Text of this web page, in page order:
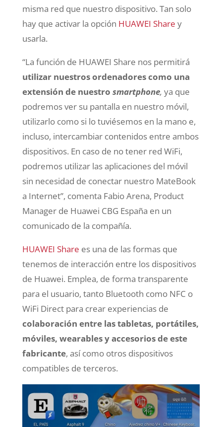
misma red que nuestro dispositivo. Tan solo
hay que activar la opción HUAWEI Share y
usarla.
“La función de HUAWEI Share nos permitirá
utilizar nuestros ordenadores como una
extensión de nuestro smartphone, ya que
podremos ver su pantalla en nuestro móvil,
utilizarlo como si lo tuviésemos en la mano e,
incluso, intercambiar contenidos entre ambos
dispositivos. En caso de no tener red WiFi,
podremos utilizar las aplicaciones del móvil
sin necesidad de conectar nuestro MateBook
a Internet”, comenta Fabio Arena, Product
Manager de Huawei CBG España en un
comunicado de la compañía.
HUAWEI Share es una de las formas que
tenemos de interacción entre los dispositivos
de Huawei. Emplea, de forma transparente
para el usuario, tanto Bluetooth como NFC o
WiFi Direct para crear experiencias de
colaboración entre las tabletas, portátiles,
móviles, wearables y accesorios de este
fabricante, así como otros dispositivos
compatibles de terceros.